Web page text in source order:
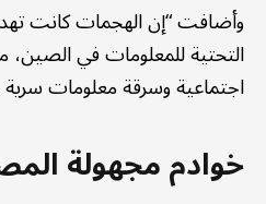
وأضافت “إن الهجمات كانت
التحتية للمعلومات في
اجتماعية وسرقة معلومات
خوادم مجهولة